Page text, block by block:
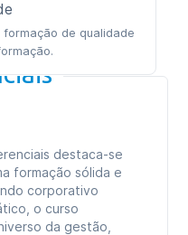
de qualidade
destaca-se
formação sólida e
corporativo
o curso
da gestão,